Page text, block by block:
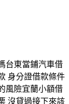
台東當鋪汽車借
身分證借款條件
風險宜蘭小額借
沒貸過接下來該